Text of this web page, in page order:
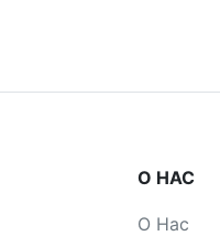
О НАС
О Нас